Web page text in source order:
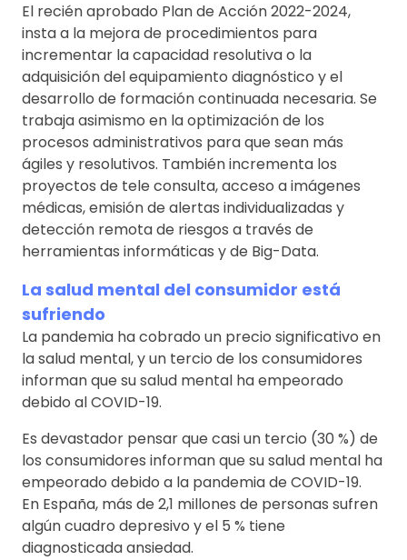
El recién aprobado Plan de Acción 2022-2024,
insta a la mejora de procedimientos para
incrementar la capacidad resolutiva o la
adquisición del equipamiento diagnóstico y el
desarrollo de formación continuada necesaria. Se
trabaja asimismo en la optimización de los
procesos administrativos para que sean más
ágiles y resolutivos. También incrementa los
proyectos de tele consulta, acceso a imágenes
médicas, emisión de alertas individualizadas y
detección remota de riesgos a través de
herramientas informáticas y de Big-Data.
La salud mental del consumidor está
sufriendo
La pandemia ha cobrado un precio significativo en
la salud mental, y un tercio de los consumidores
informan que su salud mental ha empeorado
debido al COVID-19.
Es devastador pensar que casi un tercio (30 %) de
los consumidores informan que su salud mental ha
empeorado debido a la pandemia de COVID-19.
En España, más de 2,1 millones de personas sufren
algún cuadro depresivo y el 5 % tiene
diagnosticada ansiedad.